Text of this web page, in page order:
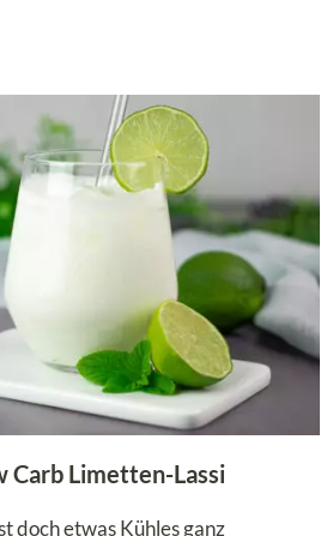
Carb Limetten-Lassi
doch etwas Kühles ganz